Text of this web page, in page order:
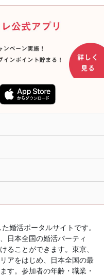
婚活ポータルサイトです。
日本全国の婚活パーティ
ることができます。東京、
アをはじめ、日本全国の最
す。参加者の年齢・職業・